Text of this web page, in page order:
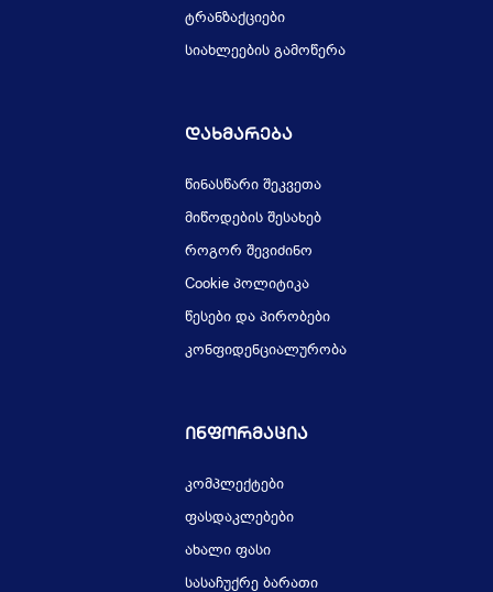
ტრანზაქციები
სიახლეების გამოწერა
Დახმარება
წინასწარი შეკვეთა
მიწოდების შესახებ
როგორ შევიძინო
Cookie პოლიტიკა
წესები და პირობები
კონფიდენციალურობა
Ინფორმაცია
კომპლექტები
ფასდაკლებები
ახალი ფასი
სასაჩუქრე ბარათი